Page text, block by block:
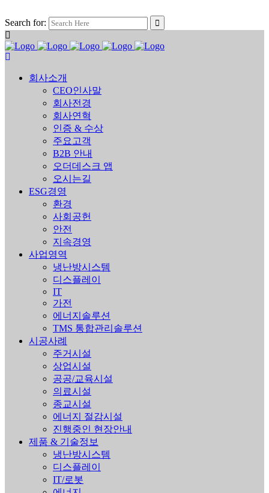
Search for:
회사소개
CEO인사말
회사전경
회사연혁
인증 & 수상
주요고객
B2B 안내
오더데스크 앱
오시는길
ESG경영
환경
사회공헌
안전
지속경영
사업영역
냉난방시스템
디스플레이
IT
가전
에너지솔루션
TMS 통합관리솔루션
시공사례
주거시설
상업시설
공공/교육시설
의료시설
종교시설
에너지 절감시설
진행중인 현장안내
제품 & 기술정보
냉난방시스템
디스플레이
IT/로봇